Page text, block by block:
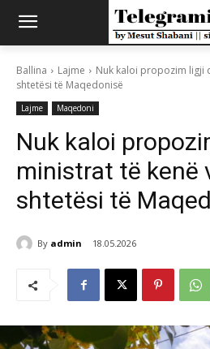
Ballina Lajme
Nuk kaloi propozim ligji
shtetësi të Maqedonisë
Lajme Maqedoni
Nuk kaloi
ministrat të kenë
shtetësi të
By admin 18.05.2026